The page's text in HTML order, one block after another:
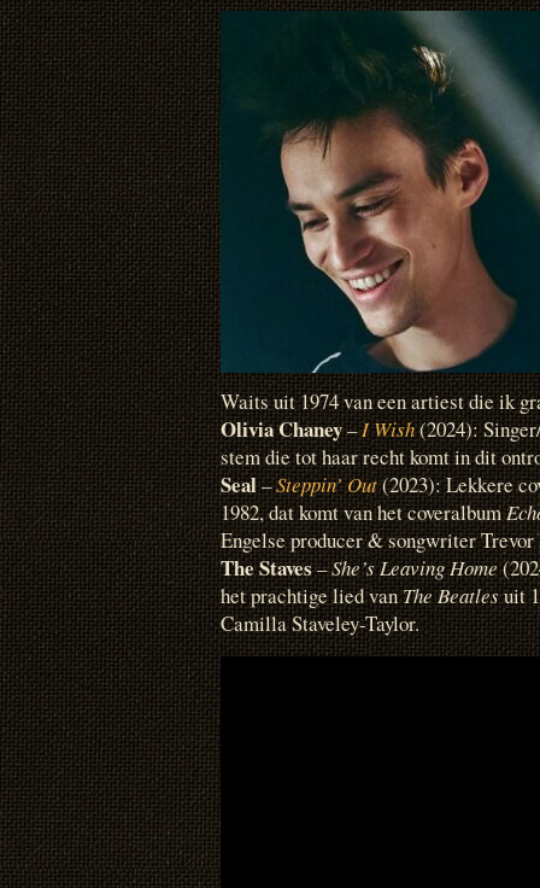
Waits uit 1974 van een artiest die ik
Olivia Chaney–I Wish(2024):
stem die tot haar recht komt in dit
Seal–Steppin’ Out(2023): Lekkere
1982, dat komt van het coveralbum
Engelse producer & songwriter Trevor
The Staves–She’s Leaving Home
het prachtige lied vanThe Beatlesuit
Camilla Staveley-Taylor.